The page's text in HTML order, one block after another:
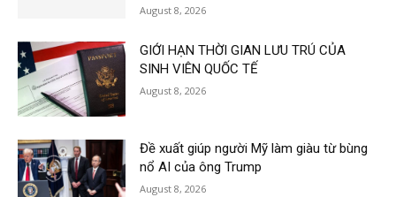
August 8, 2026
GIỚI HẠN THỜI GIAN LƯU TRÚ CỦA
SINH VIÊN QUỐC TẾ
August 8, 2026
Đề xuất giúp người Mỹ làm giàu từ bùng
nổ AI của ông Trump
August 8, 2026